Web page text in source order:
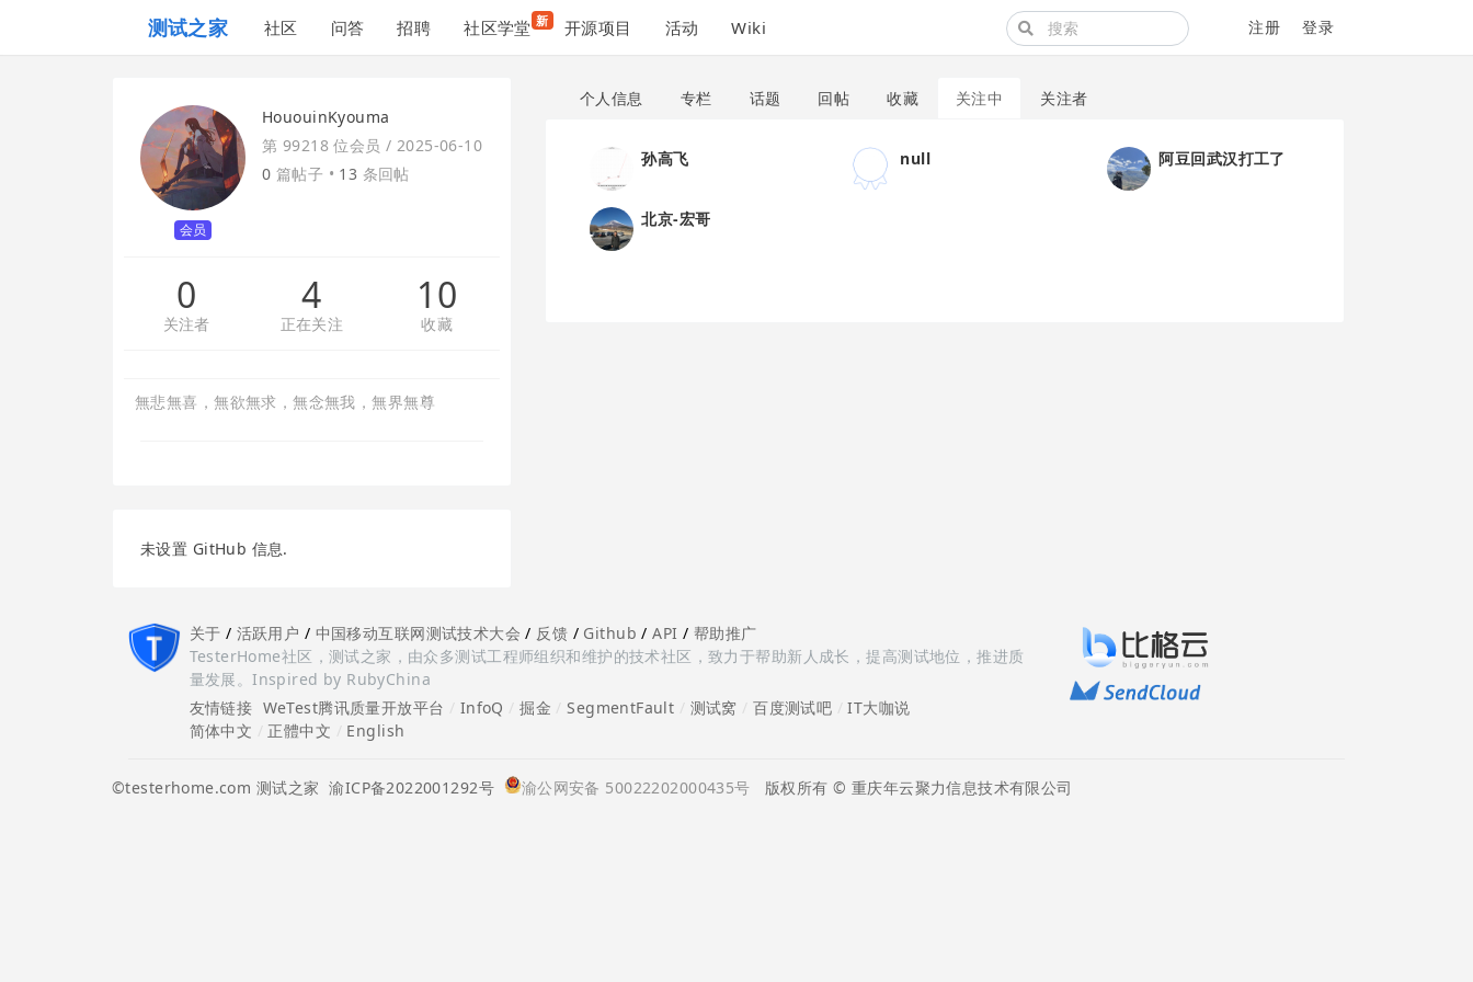
测试之家 社区 问答 招聘 社区学堂 新 开源项目 活动 Wiki 注册 登录
会员
HououinKyouma
第 99218 位会员 / 2025-06-10
0 篇帖子 • 13 条回帖
0
关注者
4
正在关注
10
收藏
無悲無喜，無欲無求，無念無我，無界無尊
未设置 GitHub 信息.
个人信息 专栏 话题 回帖 收藏 关注中 关注者
孙高飞 null 阿豆回武汉打工了
北京-宏哥
关于 / 活跃用户 / 中国移动互联网测试技术大会 / 反馈 / Github /API / 帮助推广
TesterHome社区，测试之家，由众多测试工程师组织和维护的技术社区，致力于帮助新人成长，提高测试地位，推进质
量发展。Inspired by RubyChina
友情链接 WeTest腾讯质量开放平台 InfoQ /掘金 /SegmentFault 测试窝 /百度测试吧 /IT大咖说
简体中文
正體中文 English
©testerhome.com 测试之家 渝ICP备2022001292号 渝公网安备 50022202000435号 版权所有 © 重庆年云聚力信息技术有限公司